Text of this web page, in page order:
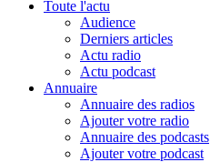
Toute l'actu
Audience
Derniers articles
Actu radio
Actu podcast
Annuaire
Annuaire des radios
Ajouter votre radio
Annuaire des podcasts
Ajouter votre podcast